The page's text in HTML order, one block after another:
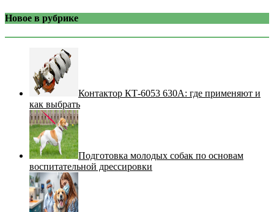
Новое в рубрике
Контактор КТ-6053 630А: где применяют и
как выбрать
Подготовка молодых собак по основам
воспитательной дрессировки